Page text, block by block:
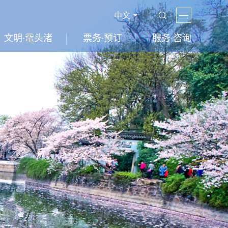
中文
文明·鼋头渚 票务·预订 服务·咨询